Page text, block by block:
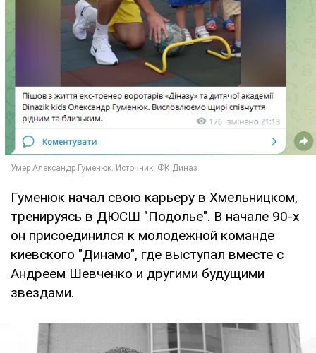
Гуменюк начал свою карьеру в Хмельницком,
тренируясь в ДЮСШ "Подолье". В начале 90-х
он присоединился к молодежной команде
киевского "Динамо", где выступал вместе с
Андреем Шевченко и другими будущими
звездами.